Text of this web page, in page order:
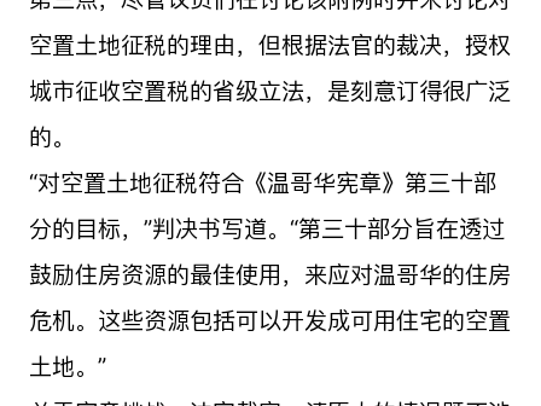
空置土地征税的理由，但根据法官的裁决，授权
城市征收空置税的省级立法，是刻意订得很广泛
的。
“对空置土地征税符合《温哥华宪章》第三十部
分的目标，”判决书写道。“第三十部分旨在透过
鼓励住房资源的最佳使用，来应对温哥华的住房
危机。这些资源包括可以开发成可用住宅的空置
土地。”